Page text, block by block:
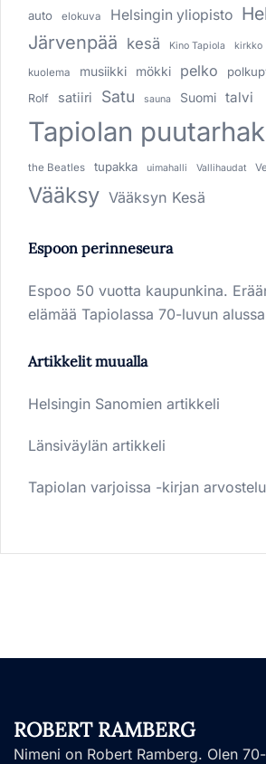
auto elokuva Helsingin yliopisto
Järvenpää kesä Kino Tapiola kirkko
kuolema musiikki mökki pelko
Rolf satiiri Satu sauna Suomi talvi
Tapiolan
the Beatles tupakka uimahalli Vallihaudat
Vääksy Vääksyn Kesä
Espoon perinneseura
Espoo 50 vuotta kaupunkina.
elämää Tapiolassa 70-luvun
Artikkelit muualla
Helsingin Sanomien artikkeli
Länsiväylän artikkeli
Tapiolan varjoissa -kirjan arvostelu
ROBERT RAMBERG
Nimeni on Robert Ramberg. Olen